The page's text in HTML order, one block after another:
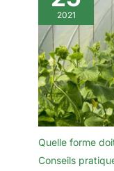
2021
Quelle forme
Conseils